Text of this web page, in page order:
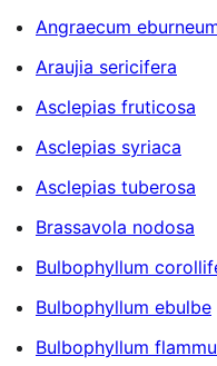
Angraecum
Araujia sericifera
Asclepias fruticosa
Asclepias syriaca
Asclepias tuberosa
Brassavola nodosa
Bulbophyllum
Bulbophyllum ebulbe
Bulbophyllum